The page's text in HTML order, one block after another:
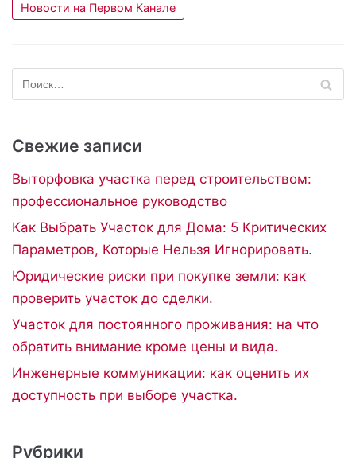
Новости на Первом Канале
Свежие записи
Выторфовка участка перед строительством:
профессиональное руководство
Как Выбрать Участок для Дома: 5 Критических
Параметров, Которые Нельзя Игнорировать.
Юридические риски при покупке земли: как
проверить участок до сделки.
Участок для постоянного проживания: на что
обратить внимание кроме цены и вида.
Инженерные коммуникации: как оценить их
доступность при выборе участка.
Рубрики